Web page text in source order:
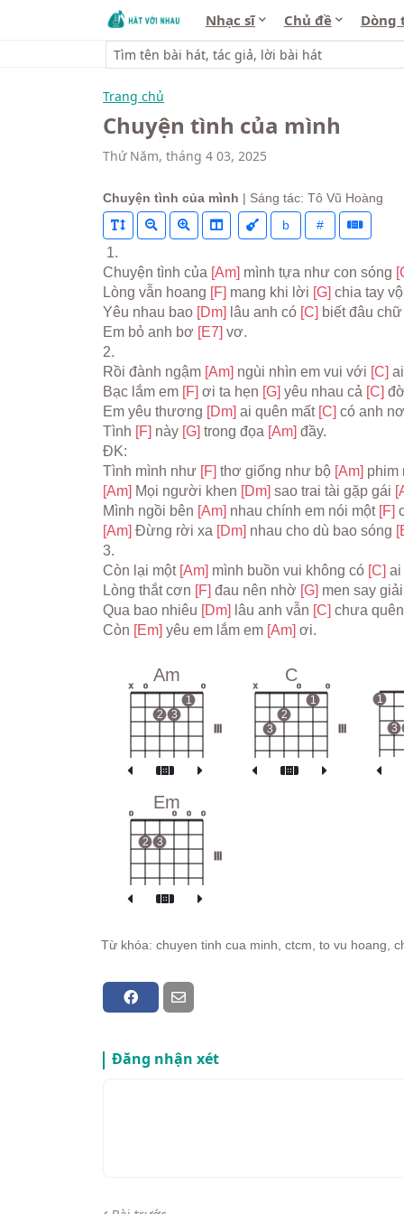
Nhạc sĩ Chủ đề Dòng
Trang chủ
Chuyện tình của mình
Thứ Năm, tháng 4 03, 2025
Chuyện tình của mình | Sáng tác: Tô Vũ Hoàng
b
#
1.
Chuyện tình của [Am] mình tựa như con sóng
Lòng vẫn hoang [F] mang khi lời [G] chia tay
Yêu nhau bao [Dm] lâu anh có [C] biết đâu chữ
Em bỏ anh bơ [E7] vơ.
2.
Rồi đành ngậm [Am] ngùi nhìn em vui với [C]
Bạc lắm em [F] ơi ta hẹn [G] yêu nhau cả [C]
Em yêu thương [Dm] ai quên mất [C] có anh
Tình [F] này [G] trong đọa [Am] đầy.
ĐK:
Tình mình như [F] thơ giống như bộ [Am] phim
[Am] Mọi người khen [Dm] sao trai tài gặp gái
Mình ngồi bên [Am] nhau chính em nói một [F]
[Am] Đừng rời xa [Dm] nhau cho dù bao sóng
3.
Còn lại một [Am] mình buồn vui không có [C] ai
Lòng thắt cơn [F] đau nên nhờ [G] men say giải
Qua bao nhiêu [Dm] lâu anh vẫn [C] chưa
Còn [Em] yêu em lắm em [Am] ơi.
Am
x o
2 3
1
o
C
x
3
2
o
1
o
1
3
Em
o
2 3
o o o
Từ khóa: chuyen tinh cua minh, ctcm, to vu hoang,
Đăng nhận xét